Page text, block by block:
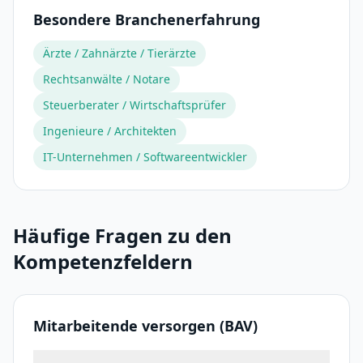
Besondere Branchenerfahrung
Ärzte / Zahnärzte / Tierärzte
Rechtsanwälte / Notare
Steuerberater / Wirtschaftsprüfer
Ingenieure / Architekten
IT-Unternehmen / Softwareentwickler
Häufige Fragen zu den
Kompetenzfeldern
Mitarbeitende versorgen (BAV)